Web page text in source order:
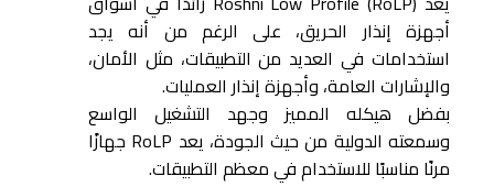
أجهزة إنذار الحريق، على الرغم من أنه يجد
استخدامات في العديد من التطبيقات، مثل الأمان،
والإشارات العامة، وأجهزة إنذار العمليات.
بفضل هيكله المميز وجهد التشغيل الواسع
وسمعته الدولية من حيث الجودة، يعد RoLP جهازًا
مرنًا مناسبًا للاستخدام في معظم التطبيقات.